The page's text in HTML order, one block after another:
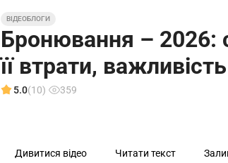
ВІДЕОБЛОГИ
Бронювання – 2026:
її втрати, важливість
5.0(10) 359
Дивитися відео Читати текст